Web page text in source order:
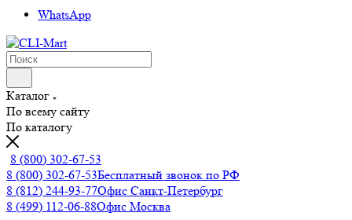
WhatsApp
Каталог
По всему сайту
По каталогу
8 (800) 302-67-53
8 (800) 302-67-53Бесплатный звонок по РФ
8 (812) 244-93-77Офис Санкт-Петербург
8 (499) 112-06-88Офис Москва